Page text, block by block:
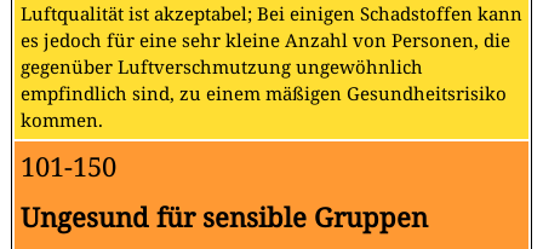
Luftqualität ist akzeptabel; Bei einigen Schadstoffen kann
es jedoch für eine sehr kleine Anzahl von Personen, die
gegenüber Luftverschmutzung ungewöhnlich
empfindlich sind, zu einem mäßigen Gesundheitsrisiko
kommen.
101-150
Ungesund für sensible Gruppen